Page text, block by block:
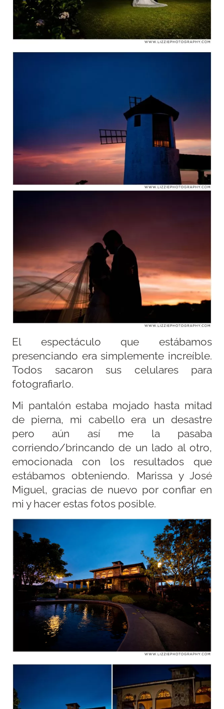
El espectáculo que estábamos
presenciando era simplemente increíble.
Todos sacaron sus celulares para
fotografiarlo.
Mi pantalón estaba mojado hasta mitad
de pierna, mi cabello era un desastre
pero aún así me la pasaba
corriendo/brincando de un lado al otro,
emocionada con los resultados que
estábamos obteniendo. Marissa y José
Miguel, gracias de nuevo por confiar en
mi y hacer estas fotos posible.